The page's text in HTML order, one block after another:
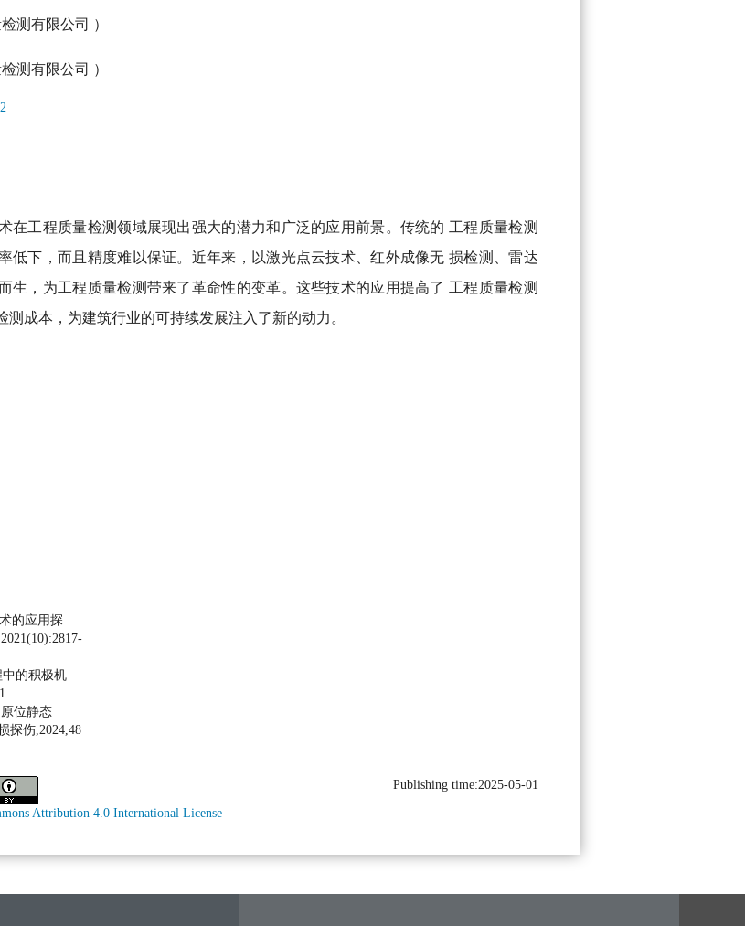
测有限公司 ）
测有限公司 ）
在工程质量检测领域展现出强大的潜力和广泛的应用前景。传统的 工程质量检测
低下，而且精度难以保证。近年来，以激光点云技术、红外成像无 损检测、雷达
生，为工程质量检测带来了革命性的变革。这些技术的应用提高了 工程质量检测
成本，为建筑行业的可持续发展注入了新的动力。
的应用探
的积极机
位静态
探伤,2024,48
Publishing time:2025-05-01
Attribution 4.0 International License